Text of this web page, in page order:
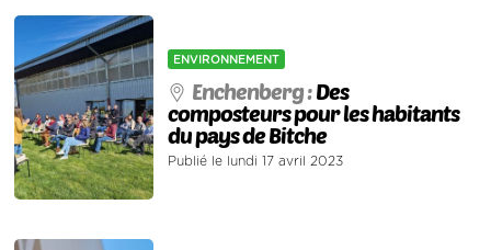
ENVIRONNEMENT
Enchenberg :Des
composteurs pour les habitants
du pays de Bitche
Publié le lundi 17 avril 2023